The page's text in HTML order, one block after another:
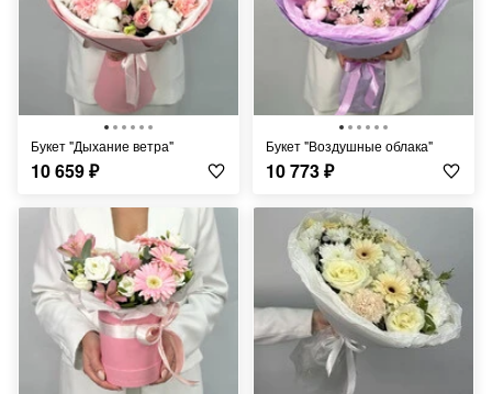
Букет "Дыхание ветра"
10 659₽
Букет "Воздушные облака"
10 773₽